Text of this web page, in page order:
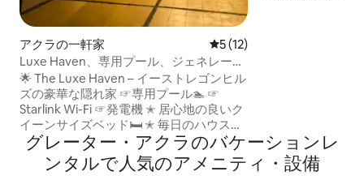
アクラの一軒家 レビュー12件、5つ星中5つ
5 (12)
Luxe Haven、専用プール、ジェネレータ
ー、Wi-Fi、テレビ、洗濯機・乾燥機
🌟 The Luxe Haven – イーストレゴンヒル
ズの豪華な隠れ家 ☞専用プール🏊 ☞
Starlink Wi-Fi ☞発電機 ✭ 居心地の良いク
イーンサイズベッド🛏️ ✭ 毎日のハウスキ
ーピング 🧹 ☞ Netflix、Prime、DSTVが
視聴できる86インチのスマートテレビ ☞
客室内にスマートテレビ ☞ 施設内駐車場
グレーター・アクラのバケーションレ
ンタルで人気のアメニティ・設備